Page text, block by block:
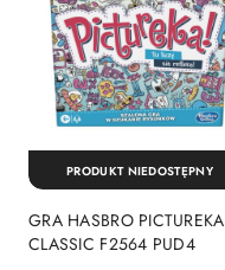
GRA HASBRO PICTUREKA
CLASSIC F2564 PUD4
PRODUKT NIEDOSTĘPNY